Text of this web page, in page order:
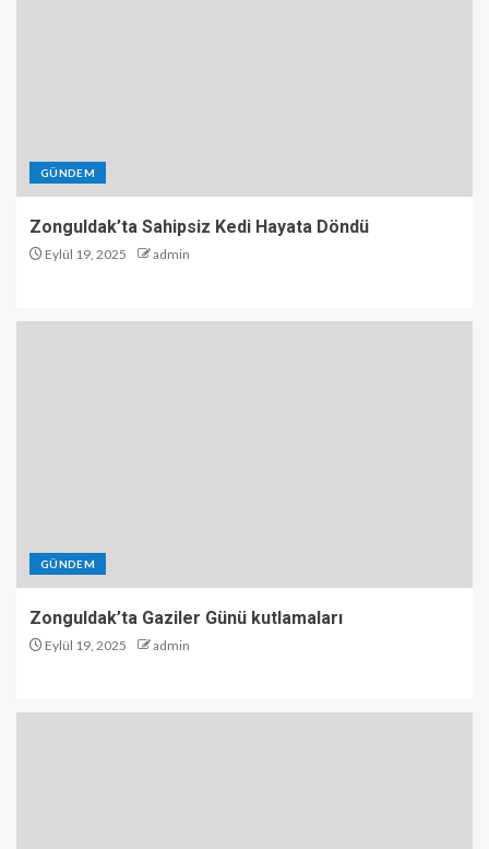
GÜNDEM
Zonguldak’ta Sahipsiz Kedi Hayata Döndü
Eylül 19, 2025 admin
GÜNDEM
Zonguldak’ta Gaziler Günü kutlamaları
Eylül 19, 2025 admin